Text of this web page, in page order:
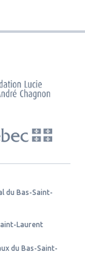
du Bas-Saint-
Laurent
du Bas-Saint-